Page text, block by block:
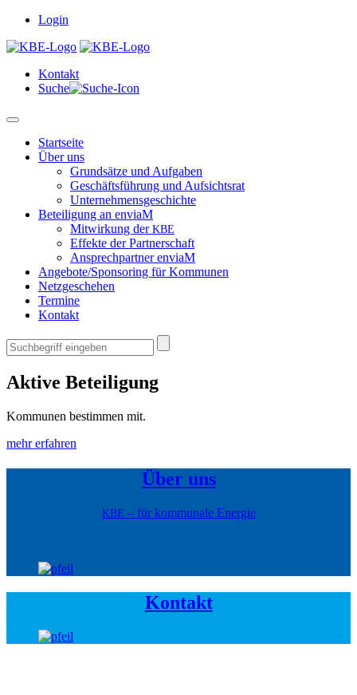
Login
Kon­takt
Suche
Start­seite
Über uns
Grund­sätze und Aufgaben
Geschäfts­führung und Aufsichtsrat
Unternehmensgeschichte
Beteili­gung an enviaM
Mitwirkung derKBE
Effek­te der Partnerschaft
Ansprech­part­ner enviaM
Angebote/Sponsoring für Kommunen
Net­zgeschehen
Ter­mine
Kon­takt
Aktive Beteili­gung
Kom­munen bes­tim­men mit.
mehr erfahren
Über uns
KBE – für kom­mu­nale Energie
Kon­takt